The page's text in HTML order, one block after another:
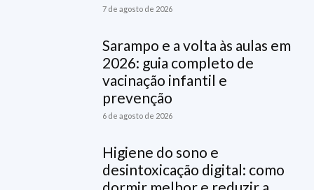
7 de agosto de 2026
Sarampo e a volta às aulas em
2026: guia completo de
vacinação infantil e
prevenção
6 de agosto de 2026
Higiene do sono e
desintoxicação digital: como